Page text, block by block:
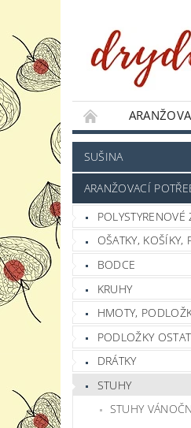
JAK NAKUPOVAT
SUŠINA
ARANŽOVACÍ
OŠATKY, KOŠÍKY,
BODCE
KRUHY
HMOTY,
PODLOŽKY
DRÁTKY
STUHY
STUHY